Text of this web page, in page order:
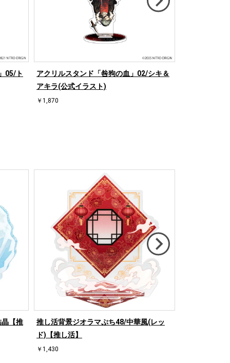
05/ト
アクリルスタンド「咎狗の血」02/シキ＆
アキラ(公式イラスト)
￥1,870
【推
推し活背景ジオラマぷち48/中華風(レッ
ド)【推し活】
￥1,430